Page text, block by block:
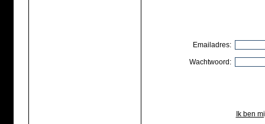
Emailadres:
Wachtwoord:
Ik ben